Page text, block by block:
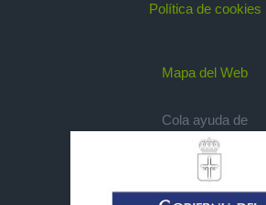
Política de cookies
Mapa del Web
Cola ayuda de